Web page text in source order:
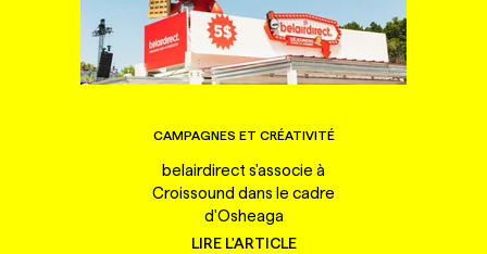
CAMPAGNES ET CRÉATIVITÉ
belairdirect s'associe à
Croissound dans le cadre
d'Osheaga
LIRE L'ARTICLE